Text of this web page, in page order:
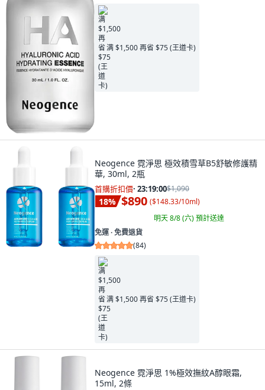
满 $1,500 再省 $75 (王道卡)
Neogence 霓淨思 極效積雪草B5舒敏修護精
華, 30ml, 2瓶
首購折扣價· 23:18:58$1,090
18% $890 ($148.33/10ml)
明天 8/8 (六)預計送達
免運 ∙ 免費退貨
(84)
满 $1,500 再省 $75 (王道卡)
Neogence 霓淨思 1%極效撫紋A醇眼霜,
15ml, 2條